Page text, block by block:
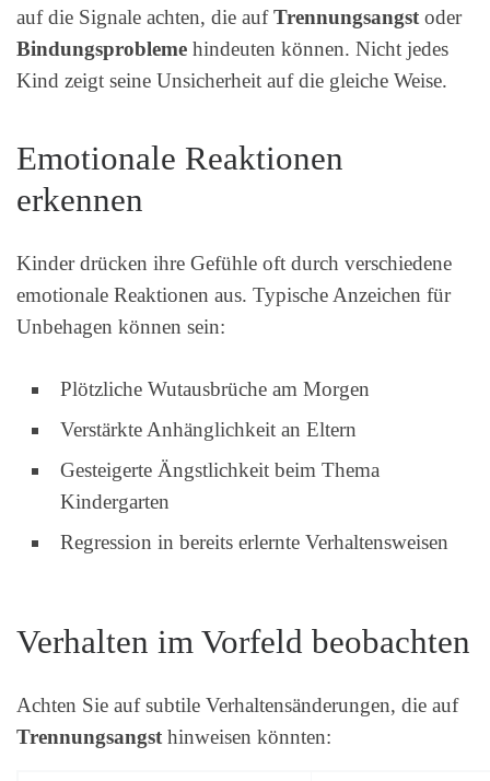
auf die Signale achten, die aufTrennungsangst oder
Bindungsprobleme hindeuten können. Nicht jedes
Kind zeigt seine Unsicherheit auf die gleiche Weise.
Emotionale Reaktionen
erkennen
Kinder drücken ihre Gefühle oft durch verschiedene
emotionale Reaktionen aus. Typische Anzeichen für
Unbehagen können sein:
Plötzliche Wutausbrüche am Morgen
Verstärkte Anhänglichkeit an Eltern
Gesteigerte Ängstlichkeit beim Thema
Kindergarten
Regression in bereits erlernte Verhaltensweisen
Verhalten im Vorfeld beobachten
Achten Sie auf subtile Verhaltensänderungen, die auf
Trennungsangsthinweisen könnten: